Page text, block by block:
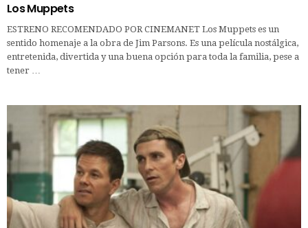
Los Muppets
ESTRENO RECOMENDADO POR CINEMANET Los Muppets es un
sentido homenaje a la obra de Jim Parsons. Es una película nostálgica,
entretenida, divertida y una buena opción para toda la familia, pese a
tener …